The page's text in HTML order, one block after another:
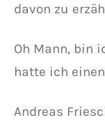
davon zu
Oh Mann, bin
hatte ich
Andreas